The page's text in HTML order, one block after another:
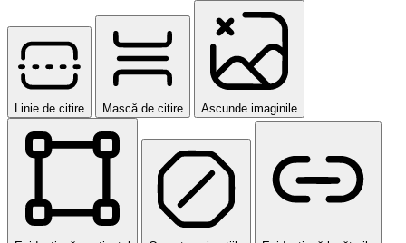
Linie de citire Mască de citire Ascunde imaginile